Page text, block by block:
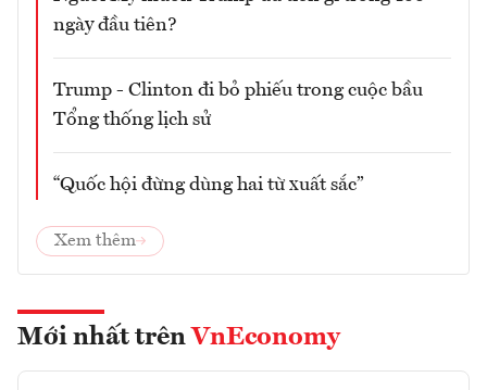
ngày đầu tiên?
Trump - Clinton đi bỏ phiếu trong cuộc bầu
Tổng thống lịch sử
“Quốc hội đừng dùng hai từ xuất sắc”
Xem thêm
Mới nhất trên VnEconomy